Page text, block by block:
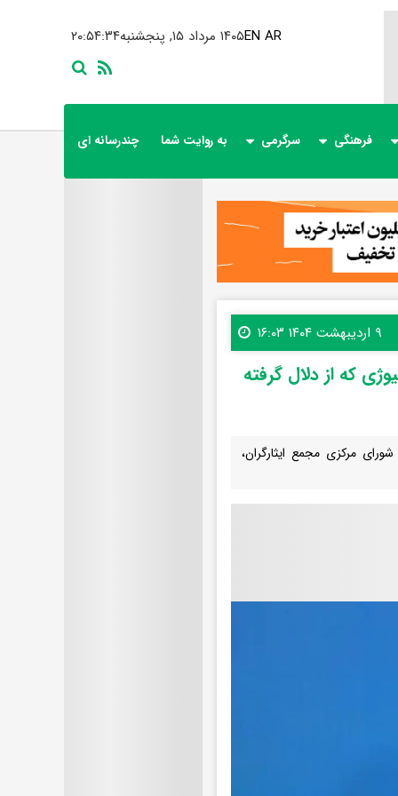
۲۰:۵۴:۳۵ ۱۴۰۵ مرداد ۱۵, پنجشنبهEN AR
فرهنگی سرگرمی به روایت شما چندرسانه ای
۹ اردیبهشت ۱۴۰۴ ۱۶:۰۳
که از دلال گرفته
مرکزی مجمع ایثارگران،